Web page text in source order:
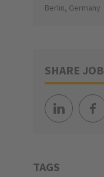
Berlin, Germany
SHARE JOB
TAGS